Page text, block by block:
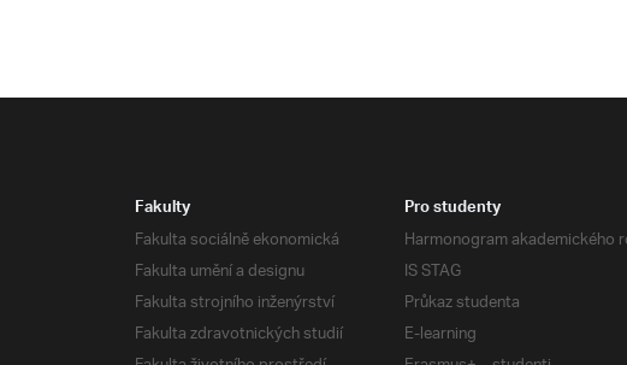
Fakulty
Fakulta sociálně ekonomická
Fakulta umění a designu
Fakulta strojního inženýrství
Fakulta zdravotnických studií
Pro studenty
Harmonogram akademického
IS STAG
Průkaz studenta
E-learning